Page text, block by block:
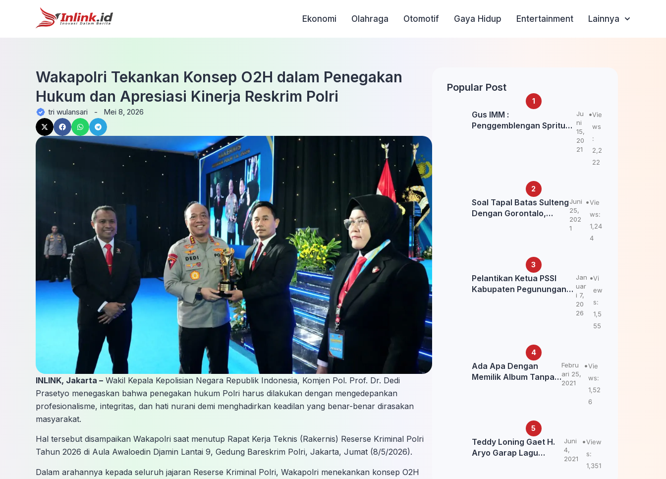
Ekonomi Olahraga Otomotif Gaya Hidup Entertainment Lainnya
Wakapolri Tekankan Konsep O2H dalam Penegakan
Hukum dan Apresiasi Kinerja Reskrim Polri
tri wulansari - Mei 8, 2026
INLINK, Jakarta – Wakil Kepala Kepolisian Negara Republik Indonesia, Komjen Pol. Prof. Dr. Dedi
Prasetyo menegaskan bahwa penegakan hukum Polri harus dilakukan dengan mengedepankan
profesionalisme, integritas, dan hati nurani demi menghadirkan keadilan yang benar-benar dirasakan
masyarakat.
Hal tersebut disampaikan Wakapolri saat menutup Rapat Kerja Teknis (Rakernis) Reserse Kriminal Polri
Tahun 2026 di Aula Awaloedin Djamin Lantai 9, Gedung Bareskrim Polri, Jakarta, Jumat (8/5/2026).
Dalam arahannya kepada seluruh jajaran Reserse Kriminal Polri, Wakapolri menekankan konsep O2H
Popular Post
Gus IMM :
Penggemblengan Spritual
Ju
ni
15,
20
21
Vie
ws
:
2,2
22
Soal Tapal Batas Sulteng
Dengan Gorontalo,
Juni
25,
202
1
Vie
ws:
1,24
4
Pelantikan Ketua PSSI
Kabupaten Pegunungan
Jan
uar
i 7,
20
26
Vi
ew
s:
1,5
55
Ada Apa Dengan
Memilik Album Tanpa
Febru
ari 25,
2021
Vie
ws:
1,52
6
Teddy Loning Gaet H.
Aryo Garap Lagu
Juni
4,
2021
View
s:
1,351